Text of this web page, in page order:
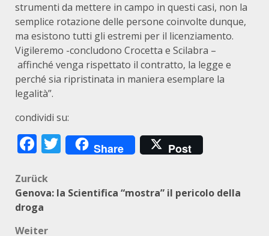
strumenti da mettere in campo in questi casi, non la
semplice rotazione delle persone coinvolte dunque,
ma esistono tutti gli estremi per il licenziamento.
Vigileremo -concludono Crocetta e Scilabra –
affinché venga rispettato il contratto, la legge e
perché sia ripristinata in maniera esemplare la
legalità”.
condividi su:
Facebook
Twitter
Share Post
Beitragsnavigation
Zurück
Genova: la Scientifica “mostra” il pericolo della
droga
Weiter